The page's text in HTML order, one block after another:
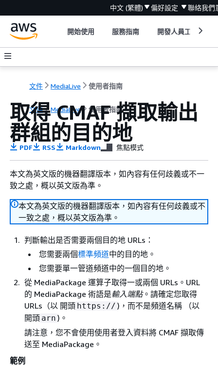
中文 (繁體) 偏好設定 聯絡我們
開始使用 服務指南 開發人員工具
文件 MediaLive 使用者指南
文件 MediaLive 使用者指南
取得 CMAF 擷取輸出
群組的目的地
PDF RSS Markdown 焦點模式
本文為英文版的機器翻譯版本，如內容有任何歧義或不一
致之處，概以英文版為準。
本文為英文版的機器翻譯版本，如內容有任何歧義或不
一致之處，概以英文版為準。
判斷輸出是否需要兩個目的地 URLs：
您需要兩個標準頻道中的目的地。
您需要單一管道頻道中的一個目的地。
從 MediaPackage 運算子取得一或兩個 URLs。URL
的 MediaPackage 術語是輸入端點。請確定您取得
URLs（以 開頭 https:// )，而不是頻道名稱 （以
開頭 arn )。
請注意，您不會使用使用者登入資料將 CMAF 擷取傳
送至 MediaPackage。
範例